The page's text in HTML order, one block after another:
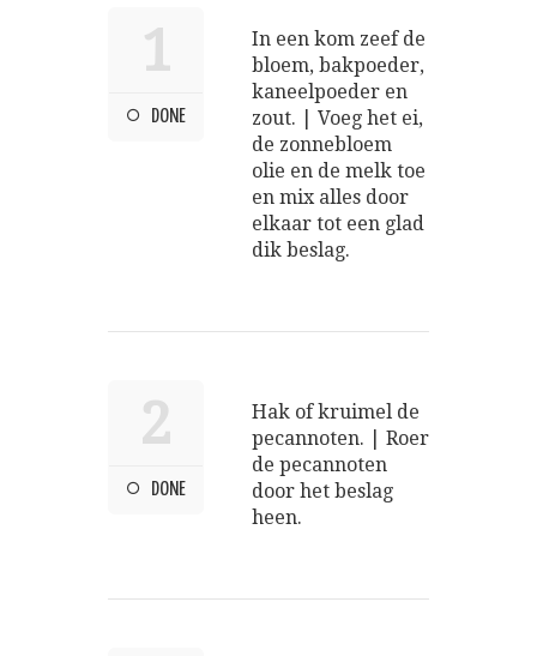
1
DONE
In een kom zeef de
bloem, bakpoeder,
kaneelpoeder en
zout. | Voeg het ei,
de zonnebloem
olie en de melk toe
en mix alles door
elkaar tot een glad
dik beslag.
2
DONE
Hak of kruimel de
pecannoten. | Roer
de pecannoten
door het beslag
heen.